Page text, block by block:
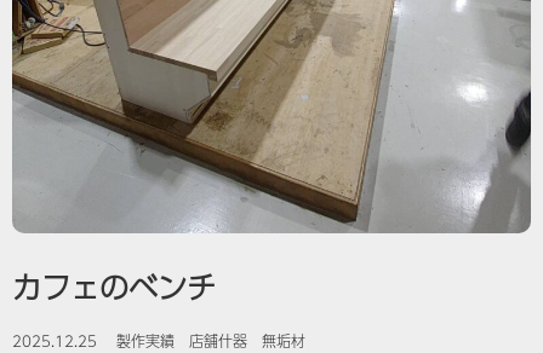
カフェのベンチ
2025.12.25 製作実績 店舗什器 無垢材